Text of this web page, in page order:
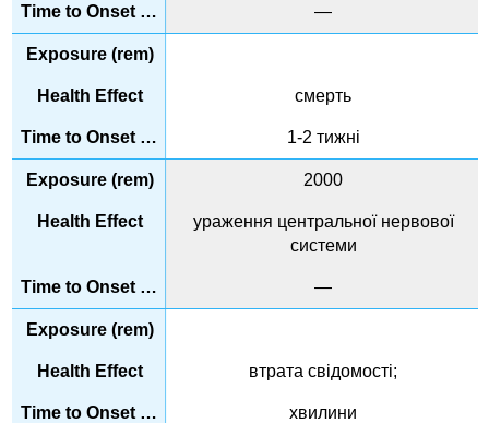
—
смерть
1-2 тижні
2000
ураження центральної нервової
системи
—
втрата свідомості;
хвилини